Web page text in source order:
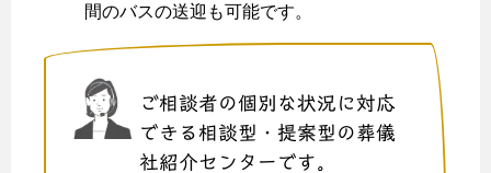
間のバスの送迎も可能です。
ご相談者の個別な状況に対応
できる相談型・提案型の葬儀
社紹介センターです。